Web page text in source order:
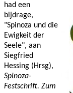
had een
bijdrage,
"Spinoza und die
Ewigkeit der
Seele", aan
Siegfried
Hessing (Hrsg),
Spinoza-
Festschrift. Zum